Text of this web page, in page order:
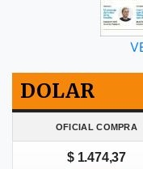
DOLAR
OFICIAL COMPRA
$ 1.474,37